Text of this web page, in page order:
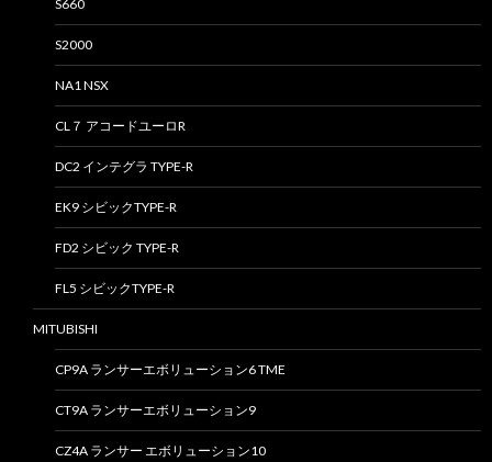
S660
S2000
NA1 NSX
CL７ アコードユーロR
DC2 インテグラ TYPE-R
EK9 シビックTYPE-R
FD2 シビック TYPE-R
FL5 シビックTYPE-R
MITUBISHI
CP9A ランサーエボリューション6 TME
CT9A ランサーエボリューション9
CZ4A ランサー エボリューション10